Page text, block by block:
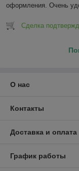
оформления. Очень
Сделка
О нас
Контакты
Доставка и оплата
График работы